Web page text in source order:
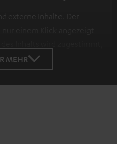
externe Inhalte. Der
werden. Dabei können
Drittplattformen
Informationen sind in der
zu finden
MEHR